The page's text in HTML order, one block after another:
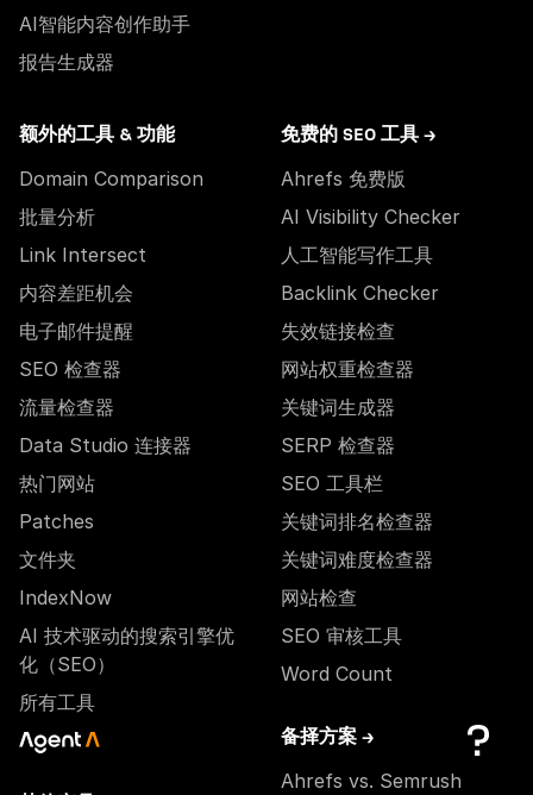
AI智能内容创作助手
报告生成器
额外的工具 & 功能
Domain Comparison
批量分析
Link Intersect
内容差距机会
电子邮件提醒
SEO 检查器
流量检查器
Data Studio 连接器
热门网站
Patches
文件夹
IndexNow
AI 技术驱动的搜索引擎优
化（SEO）
所有工具
免费的 SEO 工具 →
Ahrefs 免费版
AI Visibility Checker
人工智能写作工具
Backlink Checker
失效链接检查
网站权重检查器
关键词生成器
SERP 检查器
SEO 工具栏
关键词排名检查器
关键词难度检查器
网站检查
SEO 审核工具
Word Count
备择方案 →
Ahrefs vs. Semrush